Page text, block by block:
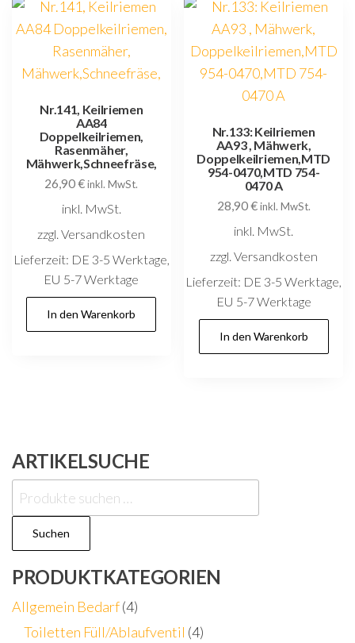
Nr.141, Keilriemen
AA84
Doppelkeilriemen,
Rasenmäher,
Mähwerk,Schneefräse,
26,90€ inkl. MwSt.
inkl. MwSt.
zzgl. Versandkosten
Lieferzeit: DE 3-5 Werktage,
EU 5-7 Werktage
In den Warenkorb
Nr.133: Keilriemen
AA93 , Mähwerk,
Doppelkeilriemen,MTD
954-0470,MTD 754-
0470 A
28,90€ inkl. MwSt.
inkl. MwSt.
zzgl. Versandkosten
Lieferzeit: DE 3-5 Werktage,
EU 5-7 Werktage
In den Warenkorb
ARTIKELSUCHE
Suchen
nach:
Suchen
PRODUKTKATEGORIEN
Allgemein Bedarf(4)
Toiletten Füll/Ablaufventil (4)